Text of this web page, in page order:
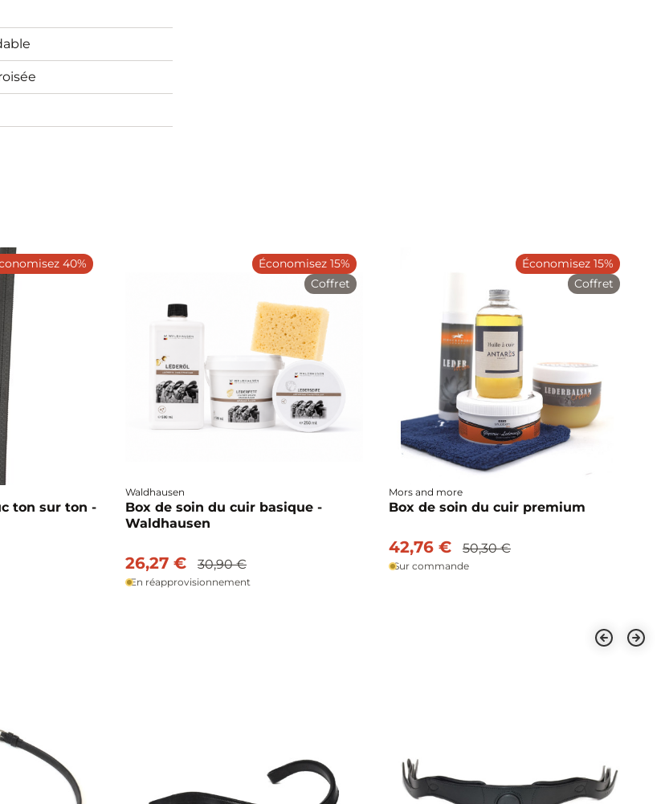
ton sur ton -
40%
Waldhausen
Box de soin du cuir basique -
Waldhausen
26,27 € 30,90 €
En réapprovisionnement
Économisez 15%
Coffret
Mors and more
Box de soin du cuir premium
42,76 € 50,30 €
Sur commande
Économisez 15%
Coffret